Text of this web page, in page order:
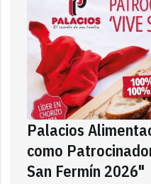
Palacios
como
San Fermín 2026"